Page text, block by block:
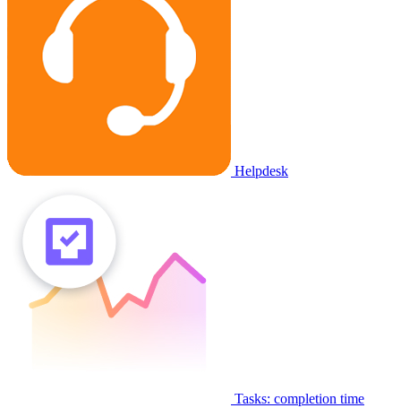
Helpdesk
Tasks: completion time